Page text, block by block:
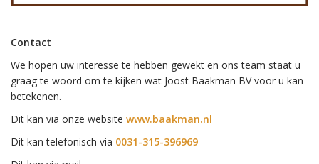
Contact
We hopen uw interesse te hebben gewekt en ons team staat u
graag te woord om te kijken wat Joost Baakman BV voor u kan
betekenen.
Dit kan via onze website www.baakman.nl
Dit kan telefonisch via 0031-315-396969